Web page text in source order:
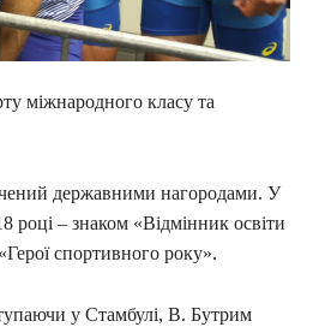
міжнародного класу та
державними нагородами. У
році – знаком «Відмінник освіти
спортивного року».
у Стамбулі, В. Бутрим